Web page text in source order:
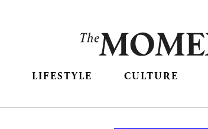
LIFESTYLE CULTURE